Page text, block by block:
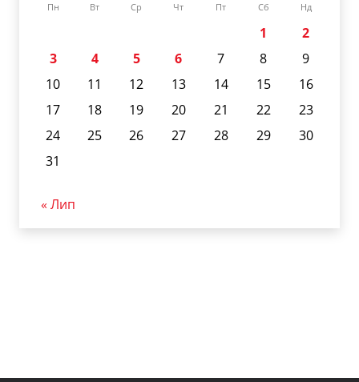
Пн Вт Ср Чт Пт Сб Нд
1
2
3
4 5 6 7 8
9
10
11 12 13 14 15
16
17
18 19 20 21 22
23
24
25 26 27 28 29
30
31
« Лип